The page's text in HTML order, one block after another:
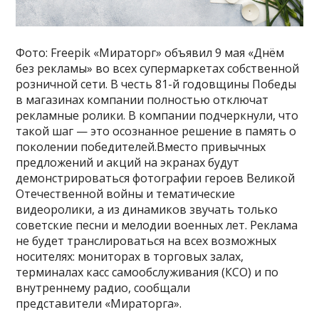
Фото: Freepik «Мираторг» объявил 9 мая «Днём
без рекламы» во всех супермаркетах собственной
розничной сети. В честь 81-й годовщины Победы
в магазинах компании полностью отключат
рекламные ролики. В компании подчеркнули, что
такой шаг — это осознанное решение в память о
поколении победителей.Вместо привычных
предложений и акций на экранах будут
демонстрироваться фотографии героев Великой
Отечественной войны и тематические
видеоролики, а из динамиков звучать только
советские песни и мелодии военных лет. Реклама
не будет транслироваться на всех возможных
носителях: мониторах в торговых залах,
терминалах касс самообслуживания (КСО) и по
внутреннему радио, сообщали
представители «Мираторга».